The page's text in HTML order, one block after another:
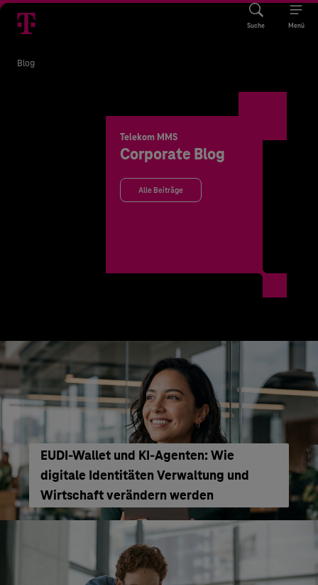
Suche Menü
Blog
Telekom MMS
Corporate Blog
Alle Beiträge
EUDI-Wallet und KI-Agenten: Wie
digitale Identitäten Verwaltung und
Wirtschaft verändern werden